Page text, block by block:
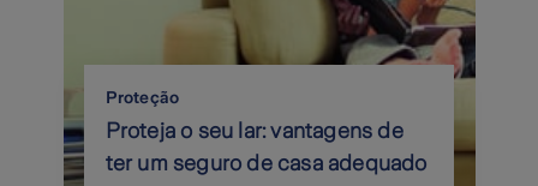
Proteção
Proteja o seu lar: vantagens de
ter um seguro de casa adequado